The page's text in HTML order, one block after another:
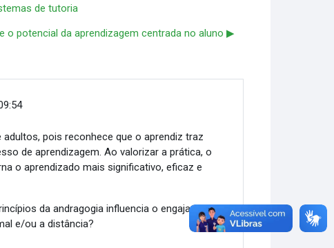
de tutoria
o potencial da aprendizagem centrada no aluno ▶︎
pois reconhece que o aprendiz traz
de aprendizagem. Ao valorizar a prática, o
o aprendizado mais significativo, eficaz e
da andragogia influencia o engajamento e a
e/ou a distância?